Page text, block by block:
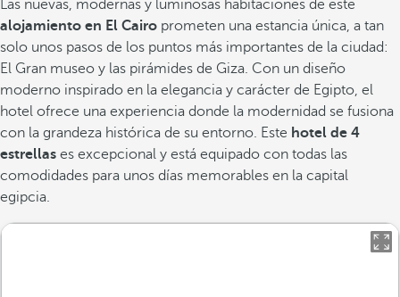
Las nuevas, modernas y luminosas habitaciones de este
alojamiento en El Cairo prometen una estancia única, a tan
solo unos pasos de los puntos más importantes de la ciudad:
El Gran museo y las pirámides de Giza. Con un diseño
moderno inspirado en la elegancia y carácter de Egipto, el
hotel ofrece una experiencia donde la modernidad se fusiona
con la grandeza histórica de su entorno. Este hotel de 4
estrellas es excepcional y está equipado con todas las
comodidades para unos días memorables en la capital
egipcia.